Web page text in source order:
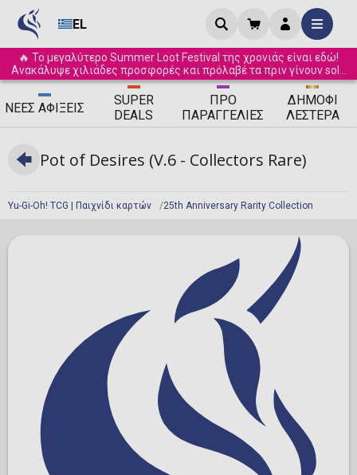
EL
🔥 Το μεγαλύτερο Summer Loot Festival της χρονιάς είναι εδώ!
Ανακάλυψε χιλιάδες προσφορές και πρόλαβέ τα πριν γίνουν sold
out! ☀️
ΝΈΕΣ ΑΦΊΞΕΙΣ
SUPER
DEALS
ΠΡΟ
ΠΑΡΑΓΓΕΛΊΕΣ
ΔΗΜΟΦΙ
ΛΈΣΤΕΡΑ
Yu-Gi-Oh! TCG | Παιχνίδι καρτών 25th Anniversary Rarity Collection
Pot of Desires (V.6 - Collectors Rare)